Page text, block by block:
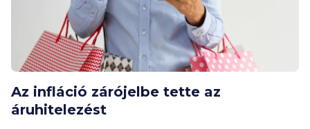
Az infláció zárójelbe tette az
áruhitelezést